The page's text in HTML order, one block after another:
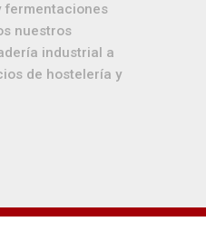
fermentaciones
nuestros
industrial a
de hostelería y